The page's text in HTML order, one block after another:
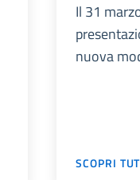
Il 31
nuova
SCOPRI